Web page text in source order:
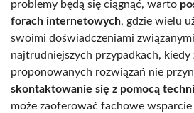
problemy będą się ciągnąć, warto
forach internetowych, gdzie wielu
swoimi doświadczeniami
najtrudniejszych przypadkach, kiedy
proponowanych rozwiązań nie
skontaktowanie się z pomocą
może zaoferować fachowe